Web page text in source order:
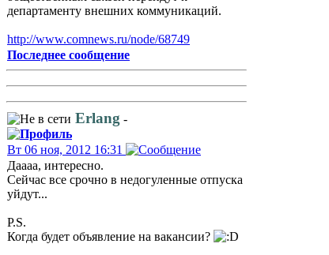
департаменту внешних коммуникаций.
http://www.comnews.ru/node/68749
Последнее сообщение
Erlang -
Вт 06 ноя, 2012 16:31
Даааа, интересно.
Сейчас все срочно в недогуленные отпуска
уйдут...
P.S.
Когда будет объявление на вакансии?